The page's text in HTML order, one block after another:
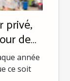
privé,
de
année
ce soit